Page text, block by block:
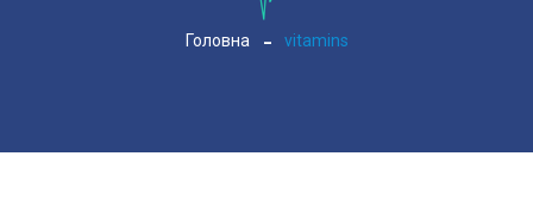
Головна vitamins